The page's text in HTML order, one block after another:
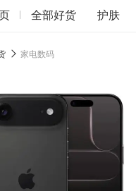
全部好货 护肤
家电数码